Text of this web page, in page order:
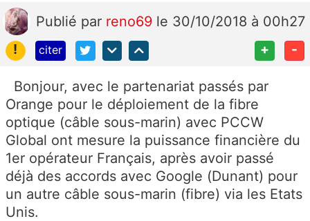
Publié par reno69 le 30/10/2018 à 00h27
!
citer + -
Bonjour, avec le partenariat passés par
Orange pour le déploiement de la fibre
optique (câble sous-marin) avec PCCW
Global ont mesure la puissance financière du
1er opérateur Français, après avoir passé
déjà des accords avec Google (Dunant) pour
un autre câble sous-marin (fibre) via les Etats
Unis.